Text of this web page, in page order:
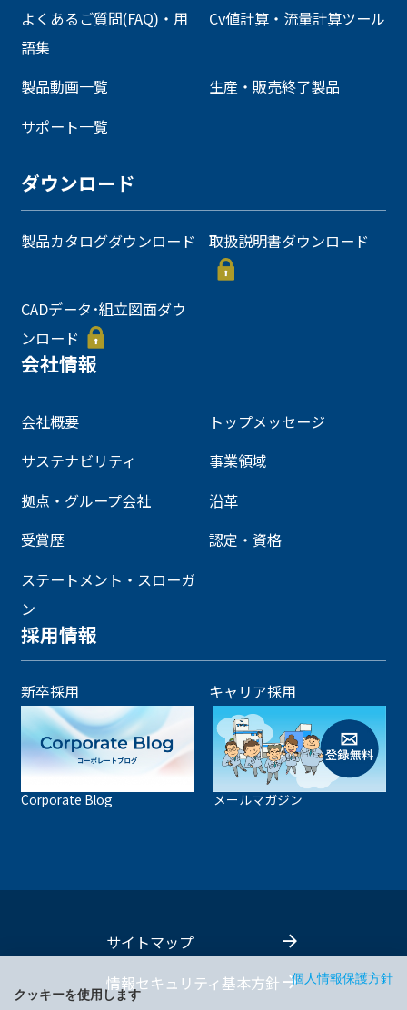
よくあるご質問(FAQ)・用
語集
Cv値計算・流量計算ツール
製品動画一覧
生産・販売終了製品
サポート一覧
ダウンロード
製品カタログダウンロード 取扱説明書ダウンロード
CADデータ･組立図面ダウ
ンロード
会社情報
会社概要
トップメッセージ
サステナビリティ
事業領域
拠点・グループ会社
沿革
受賞歴
認定・資格
ステートメント・スローガ
ン
採用情報
新卒採用 キャリア採用
Corporate Blog メールマガジン
サイトマップ
情報セキュリティ基本方針
個人情報保護方針
クッキーを使用します